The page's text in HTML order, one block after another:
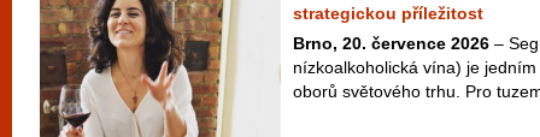
strategickou příležitost
Brno, 20. července 2026 –
nízkoalkoholická vína) je
oborů světového trhu. Pro